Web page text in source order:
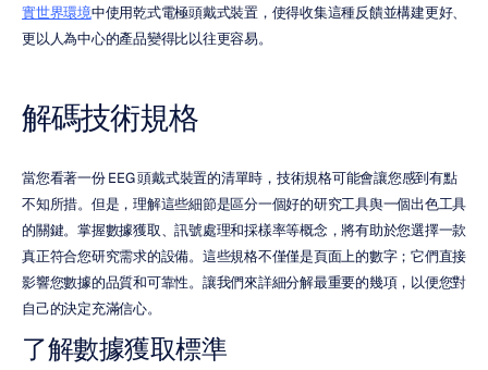
實世界環境中使用乾式電極頭戴式裝置，使得收集這種反饋並構建更好、
更以人為中心的產品變得比以往更容易。
解碼技術規格
當您看著一份 EEG 頭戴式裝置的清單時，技術規格可能會讓您感到有點
不知所措。但是，理解這些細節是區分一個好的研究工具舆一個出色工具
的關鍵。掌握數據獲取、訊號處理和採樣率等概念，將有助於您選擇一款
真正符合您研究需求的設備。這些規格不僅僅是頁面上的數字；它們直接
影響您數據的品質和可靠性。讓我們來詳細分解最重要的幾項，以便您對
自己的決定充滿信心。
了解數據獲取標準